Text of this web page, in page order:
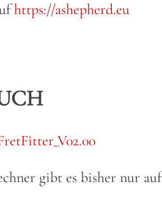
https://ashepherd.eu
gibt es bisher nur auf